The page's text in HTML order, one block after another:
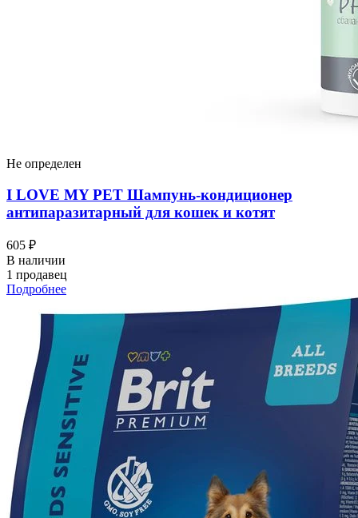
Не определен
I LOVЕ MY PET Шампунь-кондиционер
антипаразитарный для кошек и котят
605 ₽
В наличии
1 продавец
Подробнее